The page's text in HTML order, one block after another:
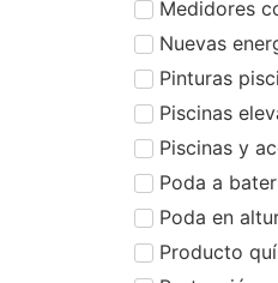
Medidores
Nuevas
Pinturas
Piscinas
Piscinas y
Poda a
Poda en
Producto